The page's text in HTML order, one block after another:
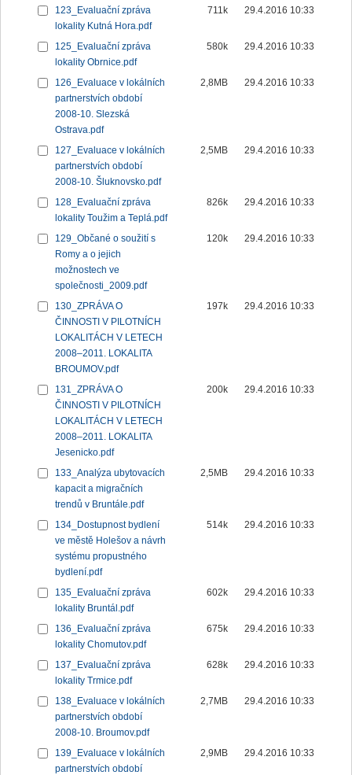
123_Evaluační zpráva
lokality Kutná Hora.pdf
711k 29.4.2016 10:33
125_Evaluační zpráva
lokality Obrnice.pdf
580k 29.4.2016 10:33
126_Evaluace v lokálních
partnerstvích období
2008-10. Slezská
Ostrava.pdf
2,8MB 29.4.2016 10:33
127_Evaluace v lokálních
partnerstvích období
2008-10. Šluknovsko.pdf
2,5MB 29.4.2016 10:33
128_Evaluační zpráva
lokality Toužim a Teplá.pdf
826k 29.4.2016 10:33
129_Občané o soužití s
Romy a o jejich
možnostech ve
společnosti_2009.pdf
120k 29.4.2016 10:33
130_ZPRÁVA O
ČINNOSTI V PILOTNÍCH
LOKALITÁCH V LETECH
2008–2011. LOKALITA
BROUMOV.pdf
197k 29.4.2016 10:33
131_ZPRÁVA O
ČINNOSTI V PILOTNÍCH
LOKALITÁCH V LETECH
2008–2011. LOKALITA
Jesenicko.pdf
200k 29.4.2016 10:33
133_Analýza ubytovacích
kapacit a migračních
trendů v Bruntále.pdf
2,5MB 29.4.2016 10:33
134_Dostupnost bydlení
ve městě Holešov a návrh
systému propustného
bydlení.pdf
514k 29.4.2016 10:33
135_Evaluační zpráva
lokality Bruntál.pdf
602k 29.4.2016 10:33
136_Evaluační zpráva
lokality Chomutov.pdf
675k 29.4.2016 10:33
137_Evaluační zpráva
lokality Trmice.pdf
628k 29.4.2016 10:33
138_Evaluace v lokálních
partnerstvích období
2008-10. Broumov.pdf
2,7MB 29.4.2016 10:33
139_Evaluace v lokálních
partnerstvích období
2,9MB 29.4.2016 10:33